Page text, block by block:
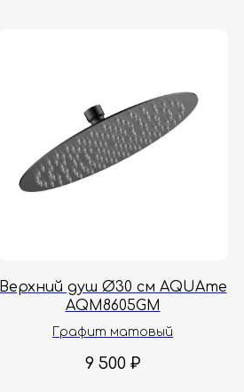
Верхний душ Ø30 см AQUAme
AQM8605GM
Графит матовый
9 500 ₽